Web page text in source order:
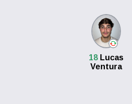
18 Lucas
Ventura